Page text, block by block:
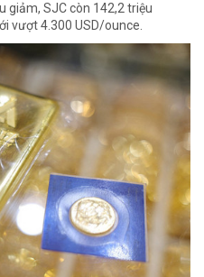
giảm, SJC còn 142,2 triệu
vượt 4.300 USD/ounce.